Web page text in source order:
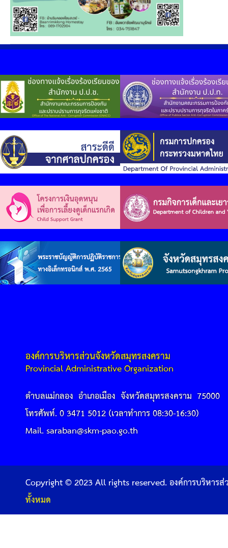
องค์การบริหารส่วนจังหวัดสมุทรสงคราม
Provincial Administrative Organization
ตำบลแม่กลอง อำเภอเมือง จังหวัดสมุทรสงคราม 75000
โทรศัพท์. 0 3471 5012 (เวลาทำการ 08:30-16:30)
Mail. saraban@skm-pao.go.th
Copyright © 2023 All rights reserved. องค์การบริหาร
ทั้งหมด